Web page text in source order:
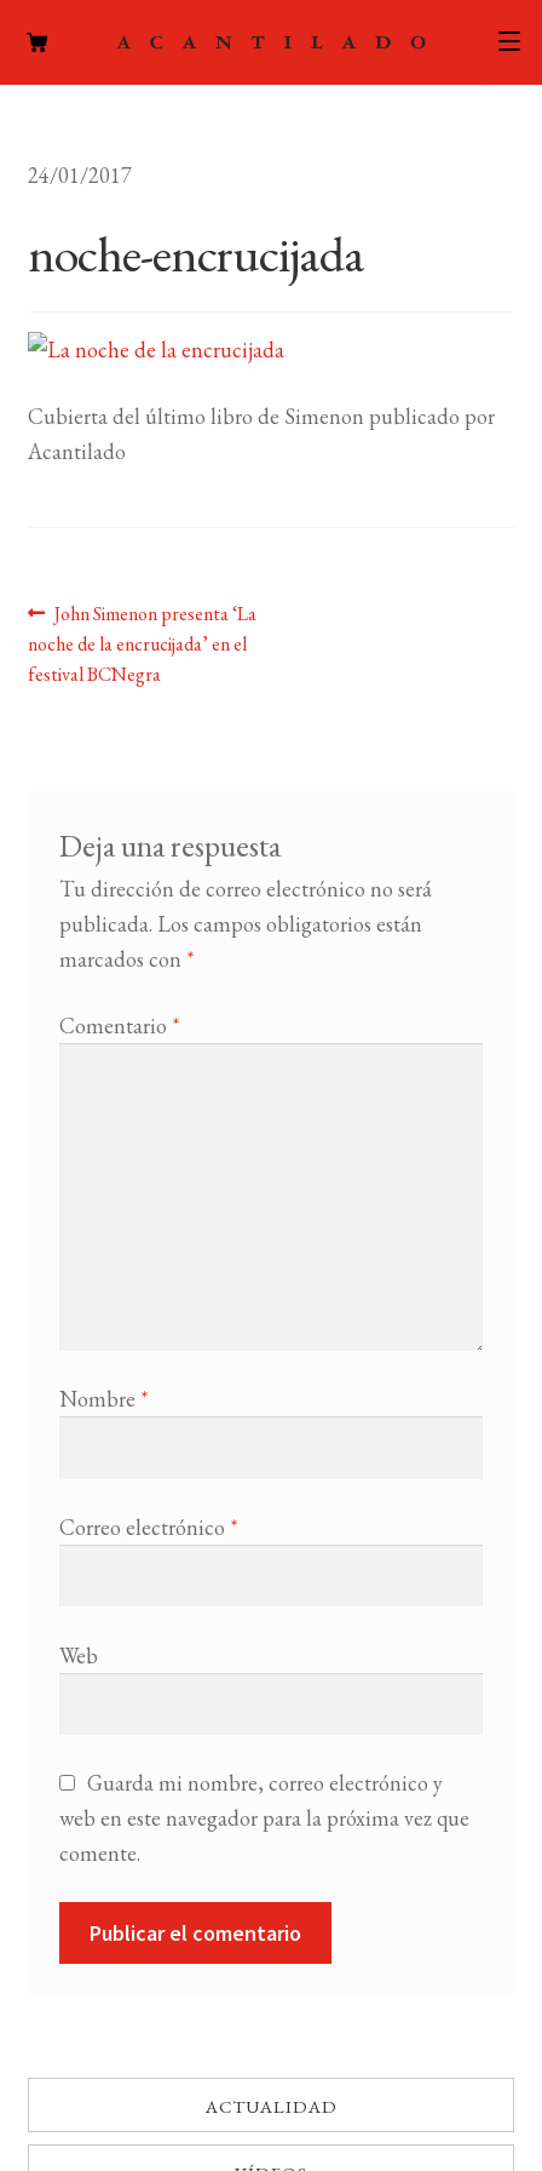
ACTUALIDAD
LA EDITORIAL
FOREIGN RIGHTS
24/01/2017
noche-encrucijada
Cubierta del último libro de Simenon publicado por
Acantilado
Navegación
de
Anterior:
John Simenon presenta ‘La
noche de la encrucijada’ en el
festival BCNegra
Deja una respuesta
Tu dirección de correo electrónico no será
publicada. Los campos obligatorios están
marcados con *
Comentario *
Nombre *
Correo electrónico *
Web
Guarda mi nombre, correo electrónico y
web en este navegador para la próxima vez que
comente.
ACTUALIDAD